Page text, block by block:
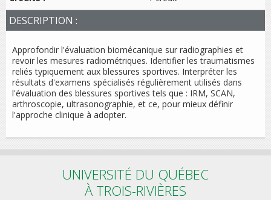
DESCRIPTION :
Approfondir l'évaluation biomécanique sur radiographies et
revoir les mesures radiométriques. Identifier les traumatismes
reliés typiquement aux blessures sportives. Interpréter les
résultats d'examens spécialisés régulièrement utilisés dans
l'évaluation des blessures sportives tels que : IRM, SCAN,
arthroscopie, ultrasonographie, et ce, pour mieux définir
l'approche clinique à adopter.
UNIVERSITÉ DU QUÉBEC
À TROIS-RIVIÈRES